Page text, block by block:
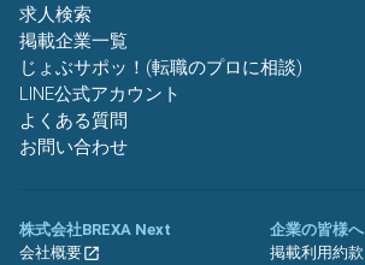
求人検索
掲載企業一覧
じょぶサポッ！(転職のプロに相談)
LINE公式アカウント
よくある質問
お問い合わせ
株式会社BREXA Next
会社概要
企業の皆様へ
掲載利用約款